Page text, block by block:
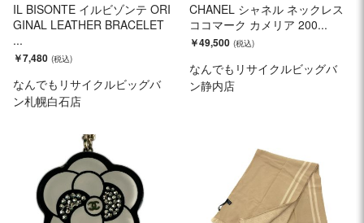
IL BISONTE イルビゾンテ ORI
GINAL LEATHER BRACELET
...
￥7,480
なんでもリサイクルビッグバ
ン札幌白石店
CHANEL シャネル ネックレス
ココマーク カメリア 200...
￥49,500
なんでもリサイクルビッグバ
ン静内店